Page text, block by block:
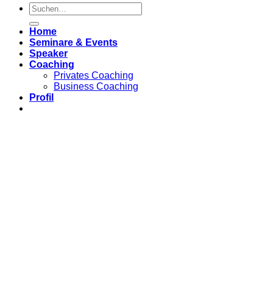
Home
Seminare & Events
Speaker
Coaching
Privates Coaching
Business Coaching
Profil